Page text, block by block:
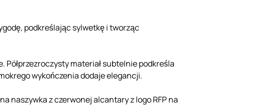
podkreślając sylwetkę i tworząc
materiał subtelnie podkreśla
wykończenia dodaje elegancji.
naszywka z czerwonej alcantary z logo RFP na